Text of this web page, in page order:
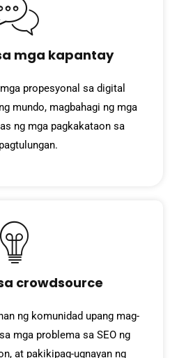
mga kapantay
propesyonal sa digital
mundo, magbahagi ng mga
ng mga pagkakataon sa
crowdsource
ng komunidad upang mag-
mga problema sa SEO ng
at pakikipag-ugnayan ng